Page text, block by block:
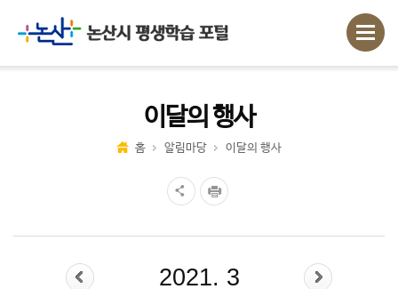
이달의 행사
홈 알림마당 이달의 행사
2021. 3